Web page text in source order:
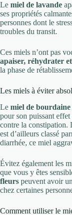
Le miel de lavande
ses propriétés
personnes dont le
troubles du transit.
Ces miels n’ont pas
apaiser, réhydrater
la phase de
Les miels à éviter
Le miel de bourdaine
pour son puissant
contre la constipation.
est d’ailleurs classé
diarrhée, ce miel
Évitez également les
que vous y êtes
fleurs peuvent avoir
chez certaines
Comment utiliser le